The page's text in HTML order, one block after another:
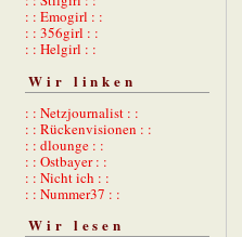
: : Emogirl : :
: : 356girl : :
: : Helgirl : :
Wir linken
: : Netzjournalist : :
: : Rückenvisionen : :
: : dlounge : :
: : Ostbayer : :
: : Nicht ich : :
: : Nummer37 : :
Wir lesen